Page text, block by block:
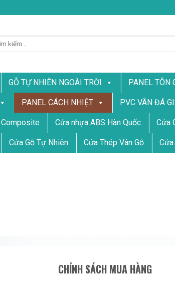
GỖ TỰ NHIÊN NGOÀI TRỜI PANEL TÔN
PANEL CÁCH NHIỆT PVC VÂN ĐÁ
Cửa nhựa ABS Hàn Quốc Cửa
Cửa Gỗ Tự Nhiên Cửa Thép Vân Gỗ
CHÍNH SÁCH MUA HÀNG